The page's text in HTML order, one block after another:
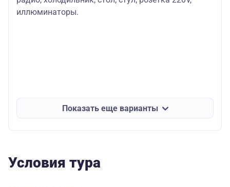
иллюминаторы.
Показать еще варианты
Условия тура